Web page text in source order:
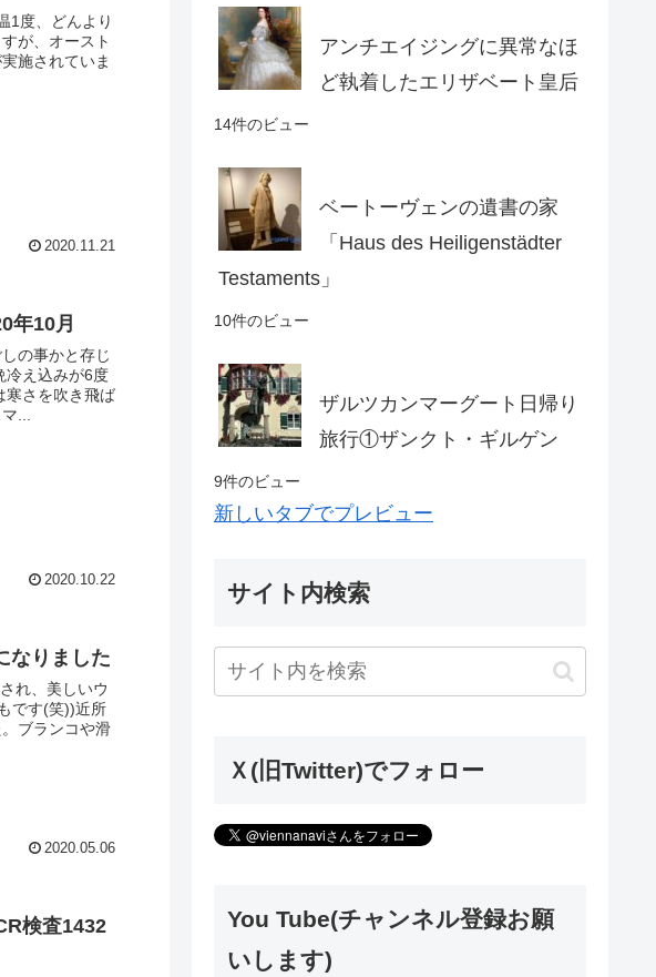
1度、どんより
が、オースト
施されていま
2020.11.21
年10月
の事かと存じ
冷え込みが6度
寒さを吹き飛ば
...
2020.10.22
なりました
れ、美しいウ
です(笑))近所
ブランコや滑
2020.05.06
検査1432
アンチエイジングに異常なほ
ど執着したエリザベート皇后
14件のビュー
ベートーヴェンの遺書の家
「Haus des Heiligenstädter
Testaments」
10件のビュー
ザルツカンマーグート日帰り
旅行①ザンクト・ギルゲン
9件のビュー
新しいタブでプレビュー
サイト内検索
Ｘ(旧Twitter)でフォロー
You Tube(チャンネル登録お願
いします)